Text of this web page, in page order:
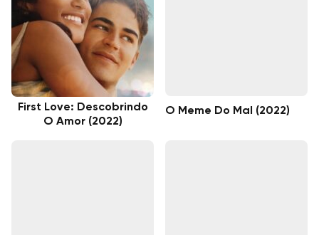
First Love: Descobrindo
O Amor (2022)
O Meme Do Mal (2022)